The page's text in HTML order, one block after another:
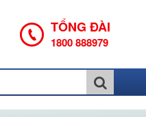
TỔNG ĐÀI
1800 888979